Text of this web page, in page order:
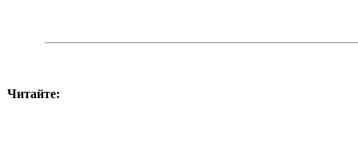
Читайте: